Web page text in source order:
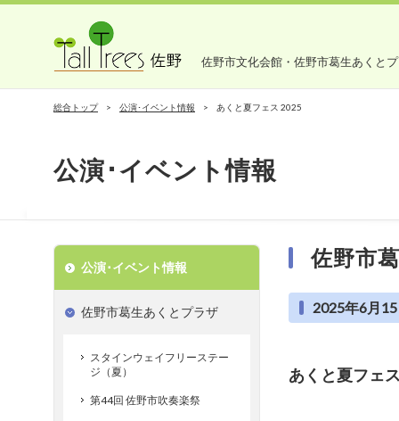
佐野市文化会館・佐野市葛生あくと
総合トップ 公演･イベント情報 あくと夏フェス 2025
公演･イベント情報
佐野市
2025年6月
あくと夏フェ
公演･イベント情報
佐野市葛生あくとプラザ
スタインウェイフリーステー
ジ（夏）
第44回 佐野市吹奏楽祭